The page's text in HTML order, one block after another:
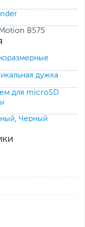
B575
дужка
для microSD
, Черный